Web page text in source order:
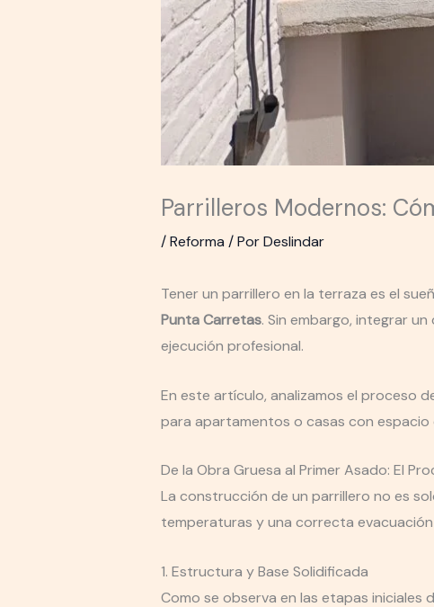
Parrilleros Modernos:
/Reforma / PorDeslindar
Tener un parrillero en la terraza es el
Punta Carretas. Sin embargo, integrar
ejecución profesional.
En este artículo, analizamos el proceso
para apartamentos o casas con espacio
De la Obra Gruesa al Primer Asado: El
La construcción de un parrillero no es
temperaturas y una correcta evacuación
1. Estructura y Base Solidificada
Como se observa en las etapas iniciales